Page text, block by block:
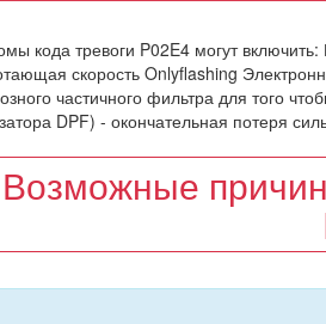
кода тревоги P02E4 могут
скорость Onlyflashing
частичного фильтра для того
DPF) - окончательная потеря
Возможные